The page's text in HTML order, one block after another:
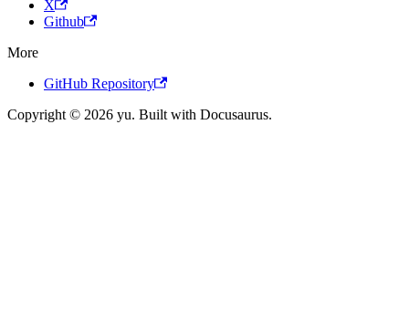
X
Github
More
GitHub Repository
Copyright © 2026 yu. Built with Docusaurus.